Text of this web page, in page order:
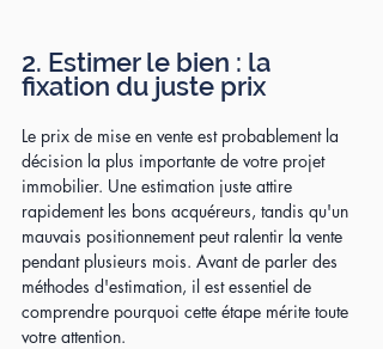
2. Estimer le bien : la
fixation du juste prix
Le prix de mise en vente est probablement la
décision la plus importante de votre projet
immobilier. Une estimation juste attire
rapidement les bons acquéreurs, tandis qu'un
mauvais positionnement peut ralentir la vente
pendant plusieurs mois. Avant de parler des
méthodes d'estimation, il est essentiel de
comprendre pourquoi cette étape mérite toute
votre attention.